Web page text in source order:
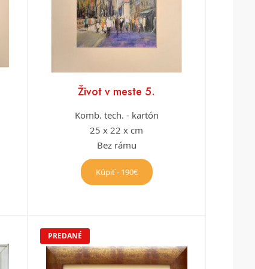
Život v meste 5.
Komb. tech. - kartón
25 x 22 x cm
Bez rámu
Kúpiť - 190€
PREDANÉ